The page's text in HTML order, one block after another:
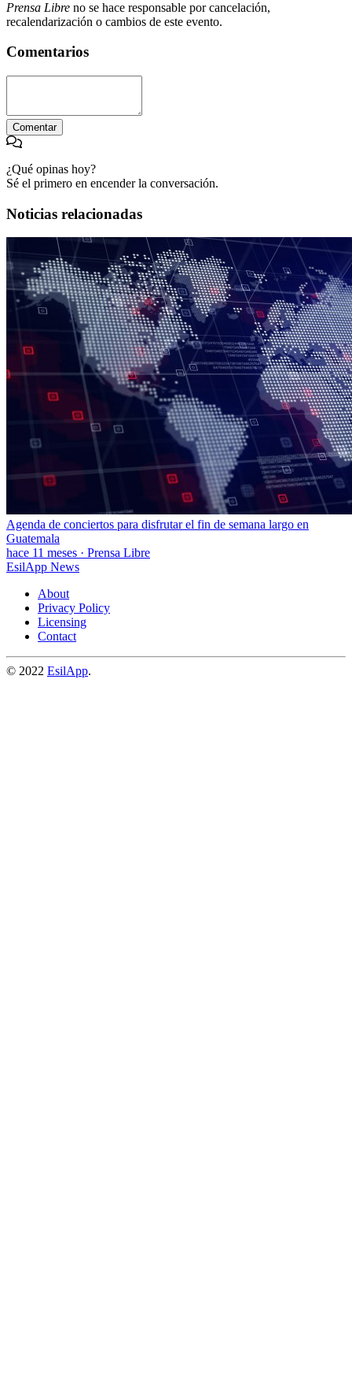
Prensa Libre no se hace responsable por cancelación,
recalendarización o cambios de este evento.
Comentarios
Comentar
¿Qué opinas hoy?
Sé el primero en encender la conversación.
Noticias relacionadas
Agenda de conciertos para disfrutar el fin de semana largo en
Guatemala
hace 11 meses · Prensa Libre
EsilApp News
About
Privacy Policy
Licensing
Contact
© 2022 EsilApp.